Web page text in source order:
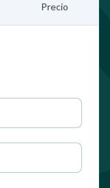
Precio